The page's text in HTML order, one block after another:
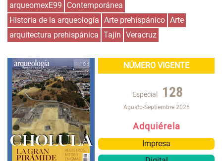
arqueomexE99
Contemporánea
Historia de la arqueología Arte prehispánico Arte
arquitectura prehispánica Tajín Veracruz
NÚMERO VIGENTE
Especial 128
Agosto-Septiembre 2026
Adquiérela
Impresa